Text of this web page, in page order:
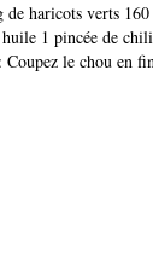
haricots verts
1 pincée de
le chou en